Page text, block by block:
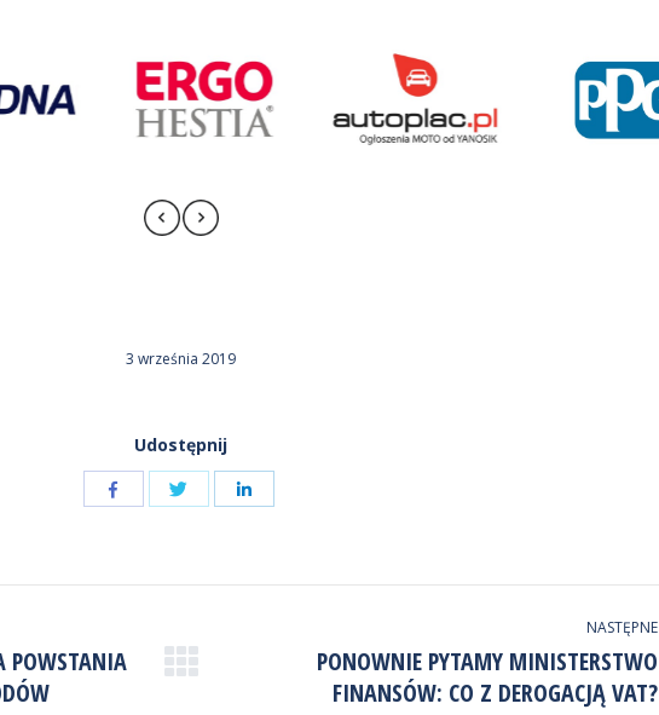
3 września 2019
Udostępnij
UdostępnijUdostępnijUdostępnij
POWSTANIA
NASTĘPNE
PONOWNIE PYTAMY MINISTERSTWO
FINANSÓW: CO Z DEROGACJĄ VAT?